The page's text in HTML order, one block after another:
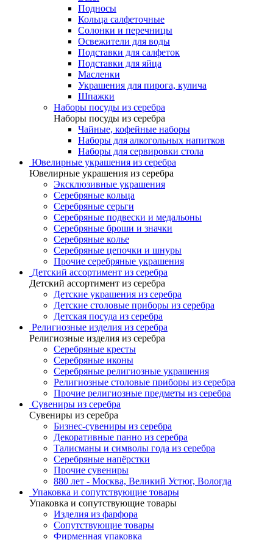
Подносы
Кольца салфеточные
Солонки и перечницы
Освежители для воды
Подставки для салфеток
Подставки для яйца
Масленки
Украшения для пирога, кулича
Шпажки
Наборы посуды из серебра
Наборы посуды из серебра
Чайные, кофейные наборы
Наборы для алкогольных напитков
Наборы для сервировки стола
Ювелирные украшения из серебра
Ювелирные украшения из серебра
Эксклюзивные украшения
Серебряные кольца
Серебряные серьги
Серебряные подвески и медальоны
Серебряные броши и значки
Серебряные колье
Серебряные цепочки и шнуры
Прочие серебряные украшения
Детский ассортимент из серебра
Детский ассортимент из серебра
Детские украшения из серебра
Детские столовые приборы из серебра
Детская посуда из серебра
Религиозные изделия из серебра
Религиозные изделия из серебра
Серебряные кресты
Серебряные иконы
Серебряные религиозные украшения
Религиозные столовые приборы из серебра
Прочие религиозные предметы из серебра
Сувениры из серебра
Сувениры из серебра
Бизнес-сувениры из серебра
Декоративные панно из серебра
Талисманы и символы года из серебра
Серебряные напёрстки
Прочие сувениры
880 лет - Москва, Великий Устюг, Вологда
Упаковка и сопутствующие товары
Упаковка и сопутствующие товары
Изделия из фарфора
Сопутствующие товары
Фирменная упаковка